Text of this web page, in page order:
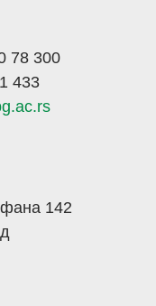
78 300
433
142